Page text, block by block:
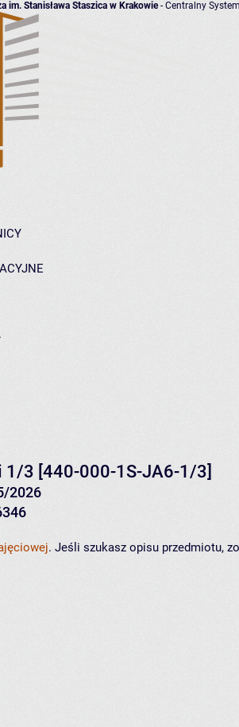
im. Stanisława Staszica w Krakowie- Centralny
1/3 [440-000-1S-JA6-1/3]
2026
. Jeśli szukasz opisu przedmiotu,